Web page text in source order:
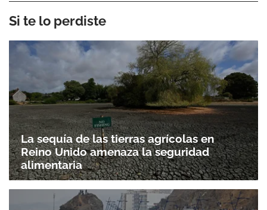
Si te lo perdiste
La sequía de las tierras agrícolas en
Reino Unido amenaza la seguridad
alimentaria